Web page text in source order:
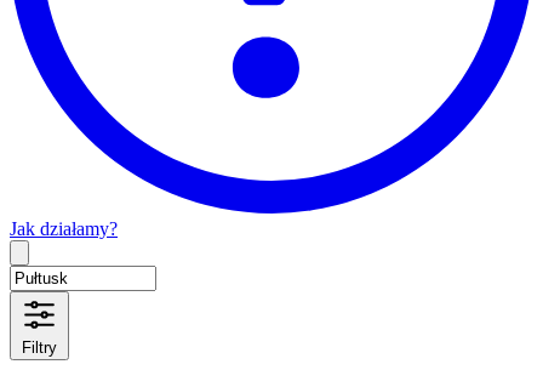
Jak działamy?
Filtry